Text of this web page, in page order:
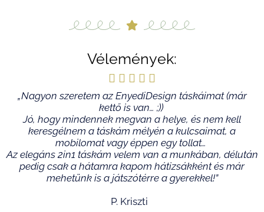
Vélemények:
    
Rated
5
out
of
5
„Nagyon szeretem az EnyediDesign táskáimat (már
kettő is van… ;))
Jó, hogy mindennek megvan a helye, és nem kell
keresgélnem a táskám mélyén a kulcsaimat, a
mobilomat vagy éppen egy tollat…
Az elegáns 2in1 táskám velem van a munkában, délután
pedig csak a hátamra kapom hátizsákként és már
mehetünk is a játszótérre a gyerekkel!”
P. Kriszti